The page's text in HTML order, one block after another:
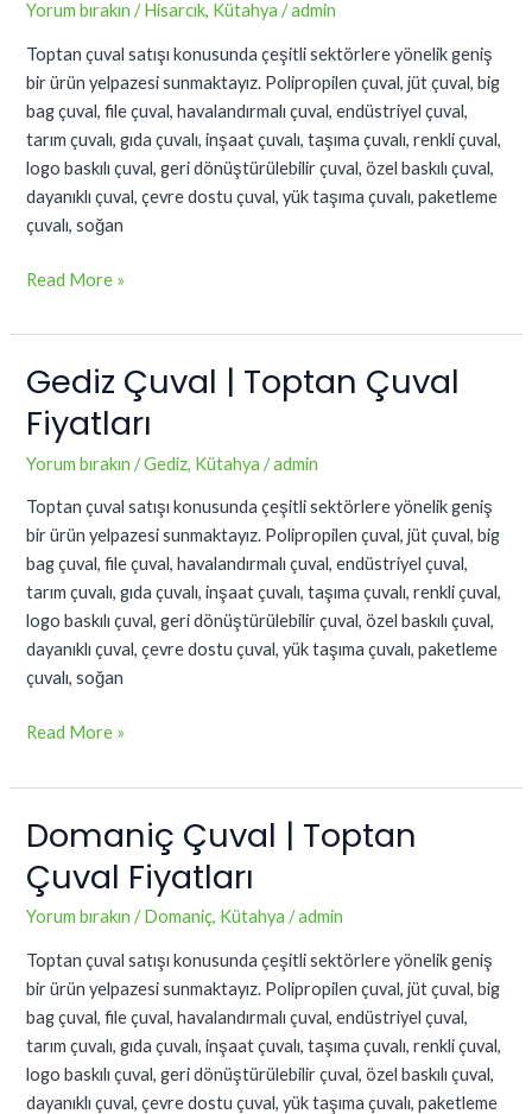
Yorum bırakın / Hisarcık, Kütahya /admin
Toptan çuval satışı konusunda çeşitli sektörlere yönelik geniş
bir ürün yelpazesi sunmaktayız. Polipropilen çuval, jüt çuval, big
bag çuval, file çuval, havalandırmalı çuval, endüstriyel çuval,
tarım çuvalı, gıda çuvalı, inşaat çuvalı, taşıma çuvalı, renkli çuval,
logo baskılı çuval, geri dönüştürülebilir çuval, özel baskılı çuval,
dayanıklı çuval, çevre dostu çuval, yük taşıma çuvalı, paketleme
çuvalı, soğan
Toptan
Fiyatları
Read More »
Gediz Çuval | Toptan Çuval
Fiyatları
Yorum bırakın /Gediz, Kütahya /admin
Toptan çuval satışı konusunda çeşitli sektörlere yönelik geniş
bir ürün yelpazesi sunmaktayız. Polipropilen çuval, jüt çuval, big
bag çuval, file çuval, havalandırmalı çuval, endüstriyel çuval,
tarım çuvalı, gıda çuvalı, inşaat çuvalı, taşıma çuvalı, renkli çuval,
logo baskılı çuval, geri dönüştürülebilir çuval, özel baskılı çuval,
dayanıklı çuval, çevre dostu çuval, yük taşıma çuvalı, paketleme
çuvalı, soğan
Gediz
|
Toptan
Fiyatları
Read More »
Domaniç Çuval | Toptan
Çuval Fiyatları
Yorum bırakın /Domaniç, Kütahya /admin
Toptan çuval satışı konusunda çeşitli sektörlere yönelik geniş
bir ürün yelpazesi sunmaktayız. Polipropilen çuval, jüt çuval, big
bag çuval, file çuval, havalandırmalı çuval, endüstriyel çuval,
tarım çuvalı, gıda çuvalı, inşaat çuvalı, taşıma çuvalı, renkli çuval,
logo baskılı çuval, geri dönüştürülebilir çuval, özel baskılı çuval,
dayanıklı çuval, çevre dostu çuval, yük taşıma çuvalı, paketleme
Domaniç
|
Toptan
Fiyatları